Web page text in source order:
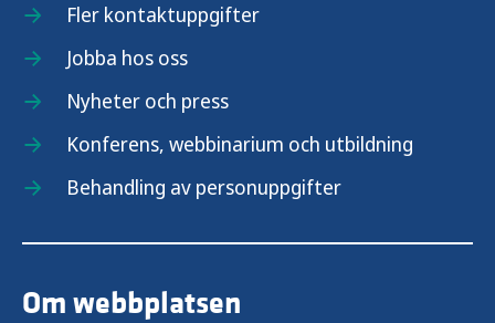
Fler kontaktuppgifter
Jobba hos oss
Nyheter och press
Konferens, webbinarium och utbildning
Behandling av personuppgifter
Om webbplatsen